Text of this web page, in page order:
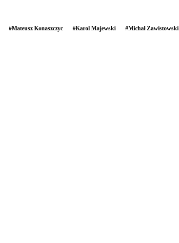
#Mateusz Konaszczyc #Karol Majewski #Michał Zawistowski